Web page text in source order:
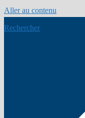
Aller au contenu
Rechercher